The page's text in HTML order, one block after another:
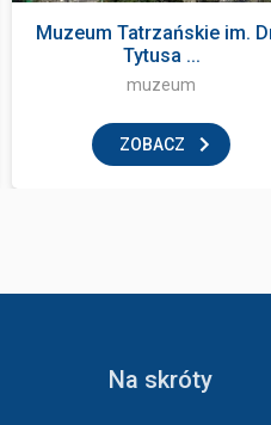
Muzeum Tatrzańskie im.
Tytusa ...
muzeum
ZOBACZ
Na skróty